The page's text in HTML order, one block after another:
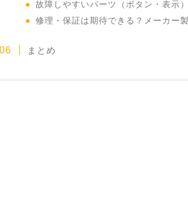
故障しやすいパーツ（ボタン・表示
修理・保証は期待できる？メーカー
まとめ